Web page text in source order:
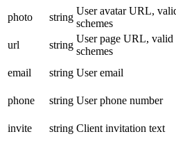
photo
string
User avatar URL,
schemes
url
string
User page URL, valid
schemes
email
string User email
phone
string User phone number
invite
string Client invitation text